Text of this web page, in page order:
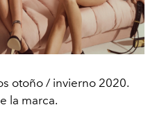
otoño / invierno 2020.
la marca.